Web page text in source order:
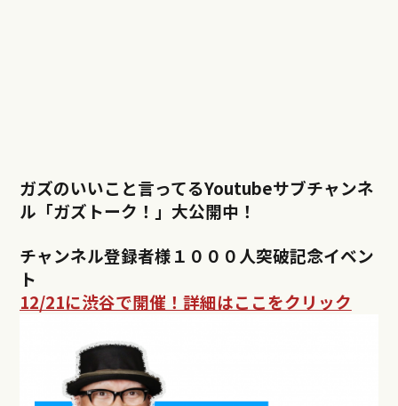
ガズのいいこと言ってるYoutubeサブチャンネ
ル「ガズトーク！」大公開中！
チャンネル登録者様１０００人突破記念イベン
ト
12/21に渋谷で開催！詳細はここをクリック